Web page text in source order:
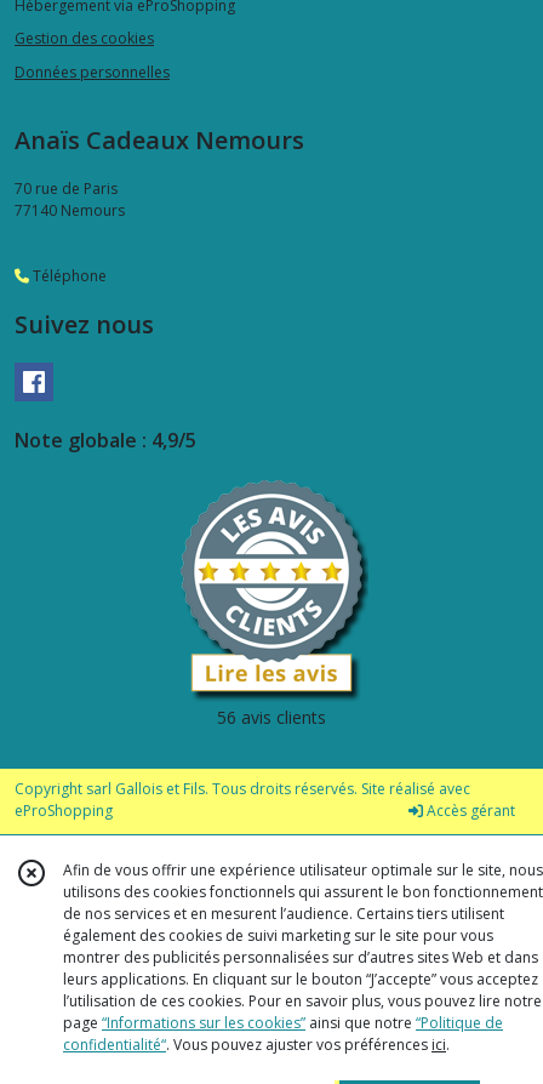
Hébergement via eProShopping
Gestion des cookies
Données personnelles
Anaïs Cadeaux Nemours
70 rue de Paris
77140 Nemours
Téléphone
Suivez nous
Note globale : 4,9/5
56 avis clients
Copyright sarl Gallois et Fils. Tous droits réservés. Site réalisé avec
eProShopping
Accès gérant
Afin de vous offrir une expérience utilisateur optimale sur le site, nous
utilisons des cookies fonctionnels qui assurent le bon fonctionnement
de nos services et en mesurent l’audience. Certains tiers utilisent
également des cookies de suivi marketing sur le site pour vous
montrer des publicités personnalisées sur d’autres sites Web et dans
leurs applications. En cliquant sur le bouton “J’accepte” vous acceptez
l’utilisation de ces cookies. Pour en savoir plus, vous pouvez lire notre
page “Informations sur les cookies” ainsi que notre “Politique de
confidentialité“. Vous pouvez ajuster vos préférences ici.